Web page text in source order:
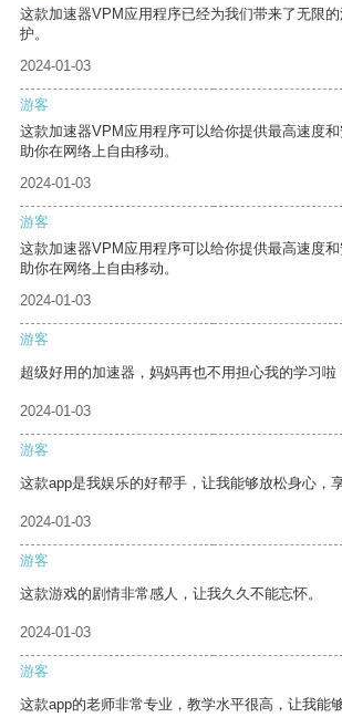
这款加速器VPM应用程序已经为我们带来了无限
护。
2024-01-03
游客
这款加速器VPM应用程序可以给你提供最高速度
助你在网络上自由移动。
2024-01-03
游客
这款加速器VPM应用程序可以给你提供最高速度
助你在网络上自由移动。
2024-01-03
游客
超级好用的加速器，妈妈再也不用担心我的学习啦
2024-01-03
游客
这款app是我娱乐的好帮手，让我能够放松身心，
2024-01-03
游客
这款游戏的剧情非常感人，让我久久不能忘怀。
2024-01-03
游客
这款app的老师非常专业，教学水平很高，让我能